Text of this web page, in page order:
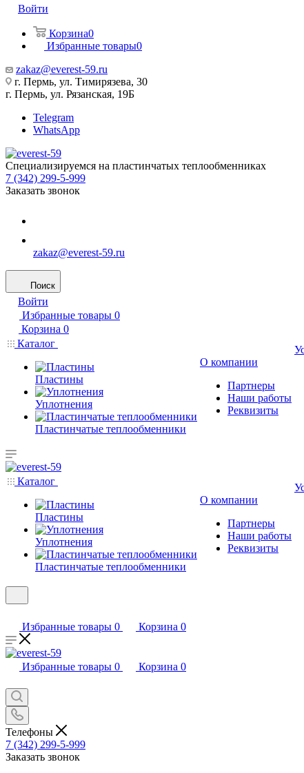
Войти
Корзина0
Избранные товары0
zakaz@everest-59.ru
г. Пермь, ул. Тимирязева, 30
г. Пермь, ул. Рязанская, 19Б
Telegram
WhatsApp
Специализируемся на пластинчатых теплообменниках
7 (342) 299-5-999
Заказать звонок
zakaz@everest-59.ru
Поиск
Войти
Избранные товары 0
Корзина 0
Каталог
Пластины
Уплотнения
Пластинчатые теплообменники
О компании
Партнеры
Наши работы
Реквизиты
Каталог
Пластины
Уплотнения
Пластинчатые теплообменники
О компании
Партнеры
Наши работы
Реквизиты
Избранные товары 0 Корзина 0
Избранные товары 0 Корзина 0
Телефоны
7 (342) 299-5-999
Заказать звонок